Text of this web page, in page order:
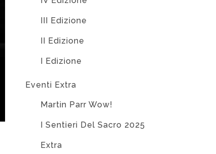
III Edizione
II Edizione
I Edizione
Eventi Extra
Martin Parr Wow!
I Sentieri Del Sacro 2025
Extra